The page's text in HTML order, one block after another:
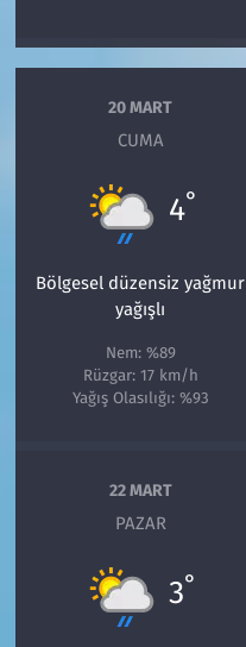
20 MART
CUMA
4°
Bölgesel düzensiz yağmur
yağışlı
Nem: %89
Rüzgar: 17 km/h
Yağış Olasılığı: %93
22 MART
PAZAR
3°